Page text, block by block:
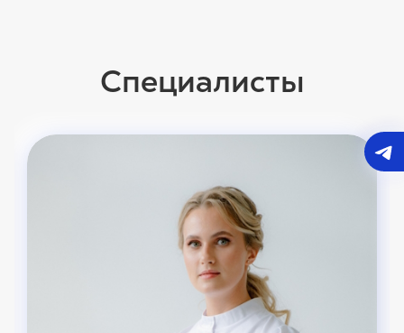
Специалисты